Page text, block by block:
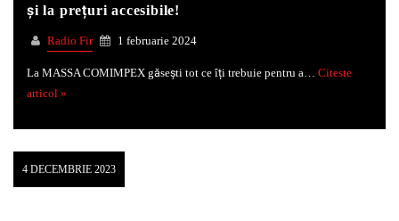
și la prețuri accesibile!
Radio Fir 1 februarie 2024
La MASSA COMIMPEX găsești tot ce îți trebuie pentru a… Citeste
articol »
4 DECEMBRIE 2023